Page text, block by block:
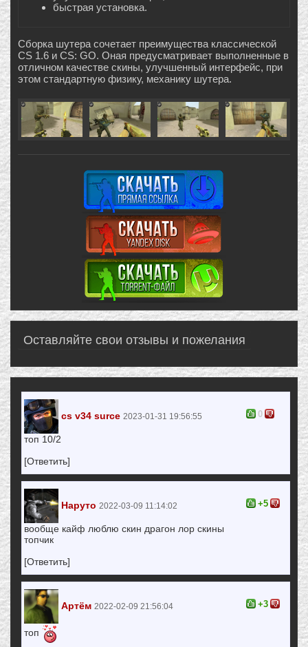
быстрая установка.
Сборка шутера сочетает преимущества классической
CS 1.6 и CS: GO. Оная предусматривает выполненные в
отличном качестве скины, улучшенный интерфейс, при
этом стандартную физику, механику шутера.
Оставляйте свои отзывы и пожелания
cs v34 surce 2023-01-31 19:56:55
топ 10/2
[Ответить]
0
Наруто 2022-03-09 11:14:02
вообще кайф люблю скин драгон лор скины
топчик
[Ответить]
+5
Артём 2022-02-09 21:56:04
топ
+3